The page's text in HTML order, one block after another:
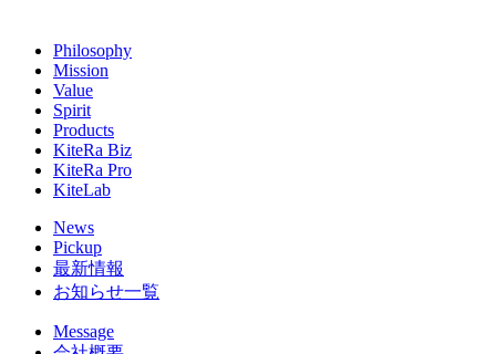
Philosophy
Mission
Value
Spirit
Products
KiteRa Biz
KiteRa Pro
KiteLab
News
Pickup
最新情報
お知らせ一覧
Message